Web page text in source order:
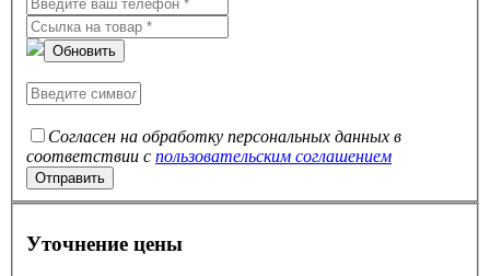
Обновить
Согласен на обработку персональных данных в
соответствии с пользовательским соглашением
Уточнение цены